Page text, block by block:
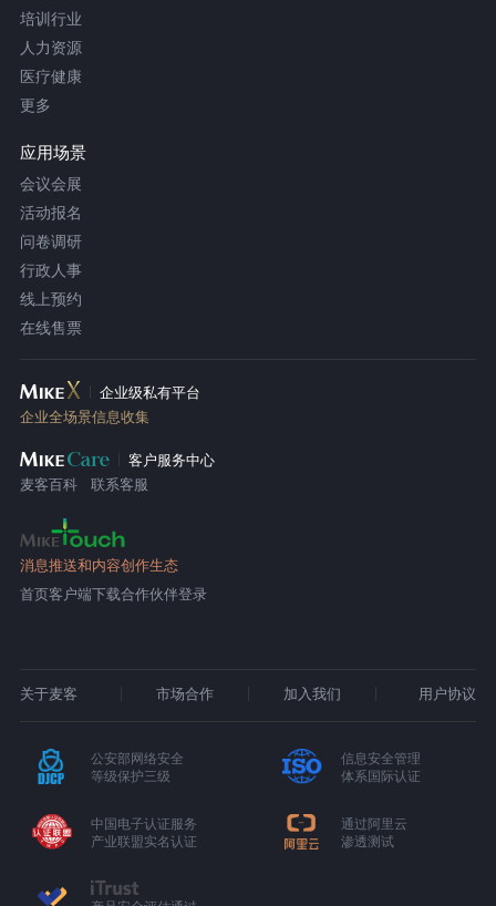
培训行业
人力资源
医疗健康
更多
应用场景
会议会展
活动报名
问卷调研
行政人事
线上预约
在线售票
企业级私有平台
企业全场景信息收集
客户服务中心
麦客百科
联系客服
消息推送和内容创作生态
首页客户端下载合作伙伴登录
关于麦客 市场合作 加入我们 用户协议
公安部网络安全
等级保护三级
信息安全管理
体系国际认证
中国电子认证服务
产业联盟实名认证
通过阿里云
渗透测试